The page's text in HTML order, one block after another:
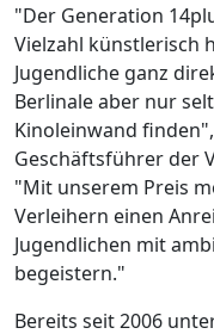
"Der Generation
Vielzahl künstlerisch
Jugendliche ganz
Berlinale aber nur
Kinoleinwand
Geschäftsführer der
"Mit unserem Preis
Verleihern einen
Jugendlichen mit
begeistern."
Bereits seit 2006